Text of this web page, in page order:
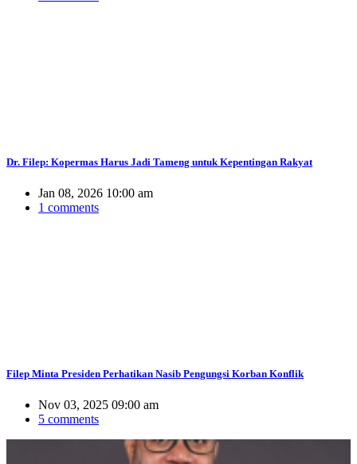
Dr. Filep: Kopermas Harus Jadi Tameng untuk Kepentingan Rakyat
Jan 08, 2026 10:00 am
1 comments
Filep Minta Presiden Perhatikan Nasib Pengungsi Korban Konflik
Nov 03, 2025 09:00 am
5 comments